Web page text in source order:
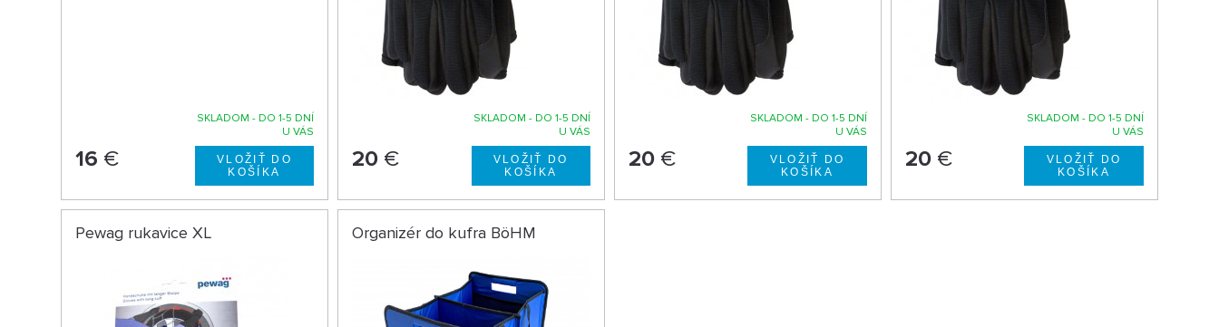
SKLADOM - DO 1-5 DNÍ
U VÁS
16 €
SKLADOM - DO 1-5 DNÍ
U VÁS
20 €
SKLADOM - DO 1-5 DNÍ
U VÁS
20€
SKLADOM - DO 1-5 DNÍ
U VÁS
20€
Pewag rukavice XL Organizér do kufra BöHM